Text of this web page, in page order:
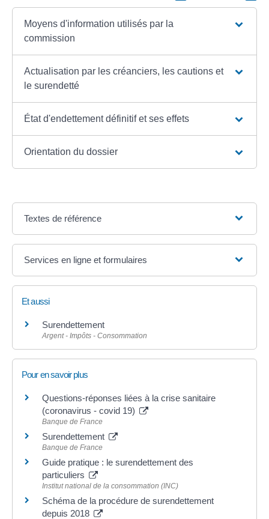
Moyens d'information utilisés par la
commission
Actualisation par les créanciers, les cautions et
le surendetté
État d'endettement définitif et ses effets
Orientation du dossier
Textes de référence
Services en ligne et formulaires
Et aussi
Surendettement
Argent - Impôts - Consommation
Pour en savoir plus
Questions-réponses liées à la crise sanitaire
(coronavirus - covid 19)
Banque de France
Surendettement
Banque de France
Guide pratique : le surendettement des
particuliers
Institut national de la consommation (INC)
Schéma de la procédure de surendettement
depuis 2018